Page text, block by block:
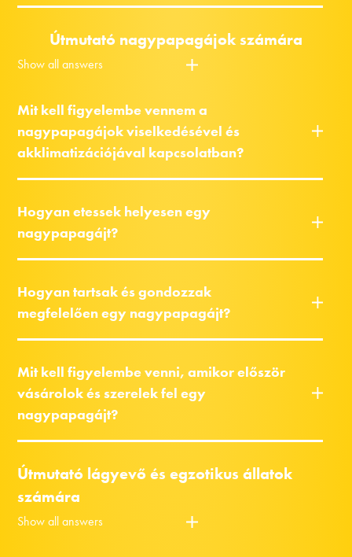
Útmutató nagypapagájok számára
Show all answers
Mit kell figyelembe vennem a
nagypapagájok viselkedésével és
akklimatizációjával kapcsolatban?
Hogyan etessek helyesen egy
nagypapagájt?
Hogyan tartsak és gondozzak
megfelelően egy nagypapagájt?
Mit kell figyelembe venni, amikor először
vásárolok és szerelek fel egy
nagypapagájt?
Útmutató lágyevő és egzotikus állatok
számára
Show all answers